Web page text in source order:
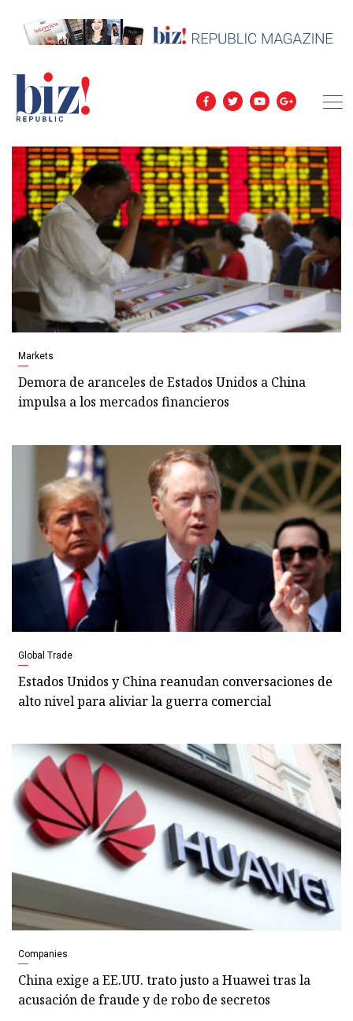
Markets
Demora de aranceles de Estados Unidos a China
impulsa a los mercados financieros
Global Trade
Estados Unidos y China reanudan conversaciones de
alto nivel para aliviar la guerra comercial
Companies
China exige a EE.UU. trato justo a Huawei tras la
acusación de fraude y de robo de secretos